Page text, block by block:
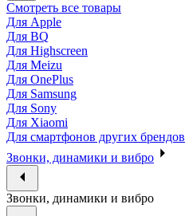
Смотреть все товары
Для Apple
Для BQ
Для Highscreen
Для Meizu
Для OnePlus
Для Samsung
Для Sony
Для Xiaomi
Для смартфонов других брендов
Звонки, динамики и вибро
Звонки, динамики и вибро